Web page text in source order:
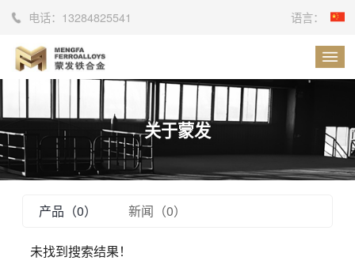
电话： 13284825541 语言：
关于蒙发
产品（0） 新闻（0）
未找到搜索结果！